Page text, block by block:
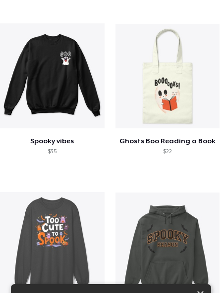
Spooky vibes
$35
Ghosts Boo Reading a Book
$22